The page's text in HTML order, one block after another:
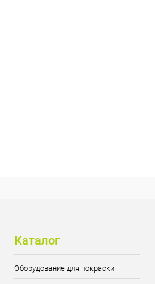
Каталог
Оборудование для покраски